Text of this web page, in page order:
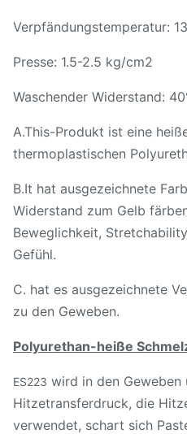
Verpfändungstemperatur:
Presse: 1.5-2.5 kg/cm2
Waschender Widerstand:
A.This-Produkt ist eine
thermoplastischen
B.It hat ausgezeichnete
Widerstand zum Gelb
Beweglichkeit,
Gefühl.
C. hat es ausgezeichnete
zu den Geweben.
Polyurethan-heiße
ES223 wird in den Geweben
Hitzetransferdruck, die
verwendet, schart sich